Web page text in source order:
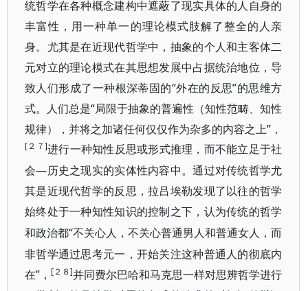
统哲学在各种概念建构中遮蔽了现实具体的人自身的
丰富性，用一种单一的理论模式肢解了整全的人亲
身。尤其是在近现代哲学中，抽象的个人和主客体二
元对立的理论模式在其思想发展中占据统治地位，导
致人们形成了一种根深蒂固的“外在的反思”的思维方
式。人们总是“局限于抽象的普遍性（知性范畴、知性
规律），并将之加诸任何仅仅作为杂多的内容之上”，
[２７]进行一种知性反思或形式推理，而不能立足于社
会—历史之现实的实体性内容中。通过对传统哲学尤
其是近现代哲学的反思，拉吕埃勒发现了以往的哲学
始终处于一种知性知识的控制之下， 认为传统的哲学
和政治都“不关心人，不关心普通男人和普通女人，而
非哲学通过思考元一，开始关注这种普通人的彻底内
在”， [２８]并同费尔巴哈和马克思一样对思辨哲学进行